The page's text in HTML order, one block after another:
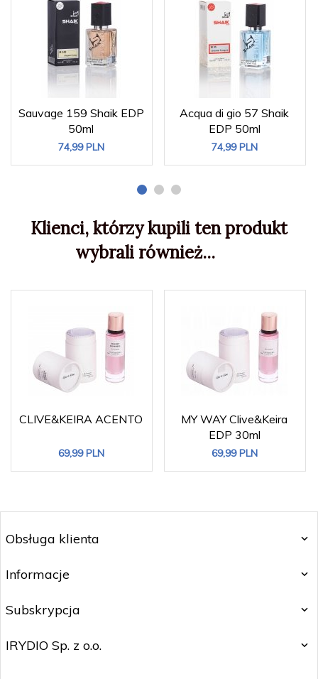
Sauvage 159 Shaik EDP
50ml
74,99 PLN
Acqua di gio 57 Shaik
EDP 50ml
74,99 PLN
Klienci, którzy kupili ten produkt
wybrali również...
CLIVE&KEIRA ACENTO
69,99 PLN
MY WAY Clive&Keira
EDP 30ml
69,99 PLN
Obsługa klienta
Informacje
Subskrypcja
IRYDIO Sp. z o.o.